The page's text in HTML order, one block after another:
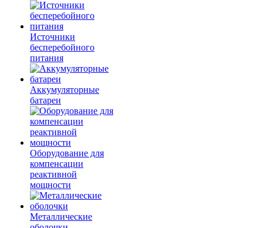
Источники
бесперебойного
питания
Аккумуляторные
батареи
Оборудование для
компенсации
реактивной
мощности
Металлические